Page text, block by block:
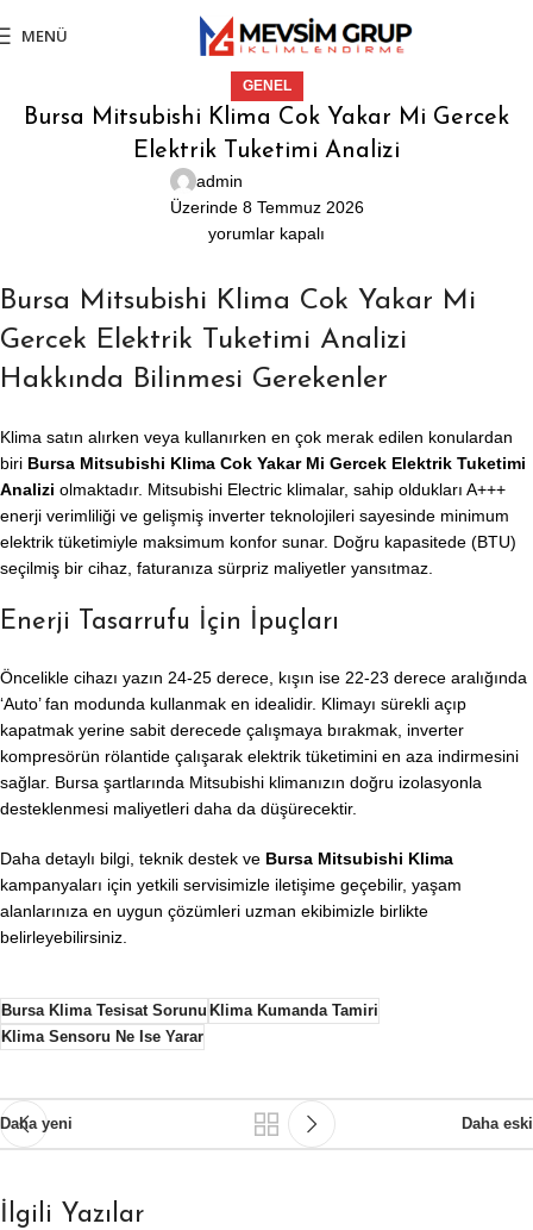
MENÜ
GENEL
Bursa Mitsubishi Klima Cok Yakar Mi Gercek
Elektrik Tuketimi Analizi
admin
Üzerinde 8 Temmuz 2026
yorumlar kapalı
Bursa Mitsubishi Klima Cok Yakar Mi
Gercek Elektrik Tuketimi Analizi
Hakkında Bilinmesi Gerekenler
Klima satın alırken veya kullanırken en çok merak edilen konulardan
biri Bursa Mitsubishi Klima Cok Yakar Mi Gercek Elektrik Tuketimi
Analizi olmaktadır. Mitsubishi Electric klimalar, sahip oldukları A+++
enerji verimliliği ve gelişmiş inverter teknolojileri sayesinde minimum
elektrik tüketimiyle maksimum konfor sunar. Doğru kapasitede (BTU)
seçilmiş bir cihaz, faturanıza sürpriz maliyetler yansıtmaz.
Enerji Tasarrufu İçin İpuçları
Öncelikle cihazı yazın 24-25 derece, kışın ise 22-23 derece aralığında
‘Auto’ fan modunda kullanmak en idealidir. Klimayı sürekli açıp
kapatmak yerine sabit derecede çalışmaya bırakmak, inverter
kompresörün rölantide çalışarak elektrik tüketimini en aza indirmesini
sağlar. Bursa şartlarında Mitsubishi klimanızın doğru izolasyonla
desteklenmesi maliyetleri daha da düşürecektir.
Daha detaylı bilgi, teknik destek ve Bursa Mitsubishi Klima
kampanyaları için yetkili servisimizle iletişime geçebilir, yaşam
alanlarınıza en uygun çözümleri uzman ekibimizle birlikte
belirleyebilirsiniz.
Bursa Klima Tesisat Sorunu Klima Kumanda Tamiri
Klima Sensoru Ne Ise Yarar
Daha yeni Daha eski
İlgili Yazılar